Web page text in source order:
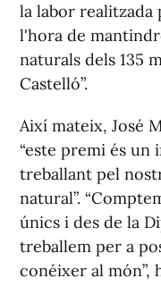
la labor realitzada
l'hora de
naturals dels 135
Castelló”.
Així mateix, José
“este premi és
treballant pel
natural”.
únics i des de la
treballem per a
conéixer al món”,